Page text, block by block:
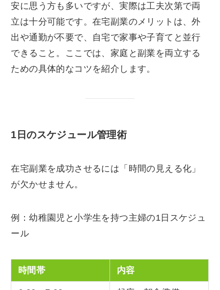
安に思う方も多いですが、実際は工夫次第で両
立は十分可能です。在宅副業のメリットは、外
出や通勤が不要で、自宅で家事や子育てと並行
できること。ここでは、家庭と副業を両立する
ための具体的なコツを紹介します。
1日のスケジュール管理術
在宅副業を成功させるには「時間の見える化」
が欠かせません。
例：幼稚園児と小学生を持つ主婦の1日スケジュ
ール
時間帯 内容